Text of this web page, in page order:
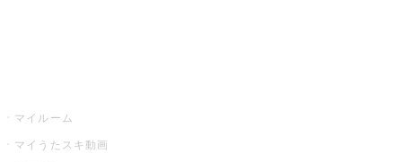
マイルーム
マイうたスキ動画